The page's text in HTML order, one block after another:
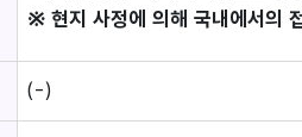
※ 현지 사정에 의해 국내에서의
(-)